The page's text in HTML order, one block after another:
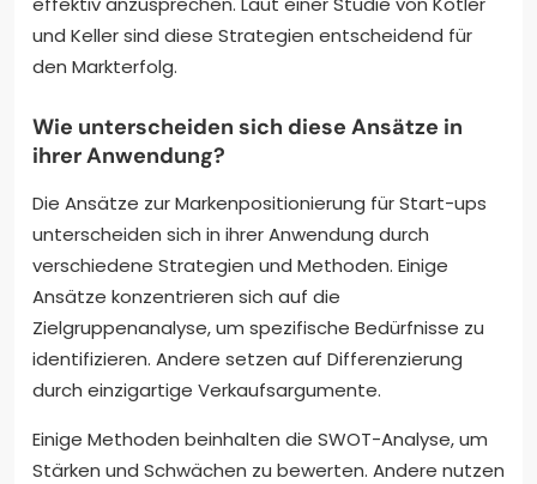
und Keller sind diese Strategien entscheidend für
den Markterfolg.
Wie unterscheiden sich diese Ansätze in
ihrer Anwendung?
Die Ansätze zur Markenpositionierung für Start-ups
unterscheiden sich in ihrer Anwendung durch
verschiedene Strategien und Methoden. Einige
Ansätze konzentrieren sich auf die
Zielgruppenanalyse, um spezifische Bedürfnisse zu
identifizieren. Andere setzen auf Differenzierung
durch einzigartige Verkaufsargumente.
Einige Methoden beinhalten die SWOT-Analyse, um
Stärken und Schwächen zu bewerten. Andere nutzen